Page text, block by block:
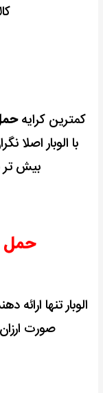
کمترین کرایه
با الوبار اصلا
بیش تر
حمل
الوبار تنها
صورت